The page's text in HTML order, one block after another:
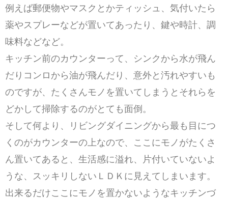
例えば郵便物やマスクとかティッシュ、気付いたら
薬やスプレーなどが置いてあったり、鍵や時計、調
味料などなど。
キッチン前のカウンターって、シンクから水が飛ん
だりコンロから油が飛んだり、意外と汚れやすいも
のですが、たくさんモノを置いてしまうとそれらを
どかして掃除するのがとても面倒。
そして何より、リビングダイニングから最も目につ
くのがカウンターの上なので、ここにモノがたくさ
ん置いてあると、生活感に溢れ、片付いていないよ
うな、スッキリしないＬＤＫに見えてしまいます。
出来るだけここにモノを置かないようなキッチンづ